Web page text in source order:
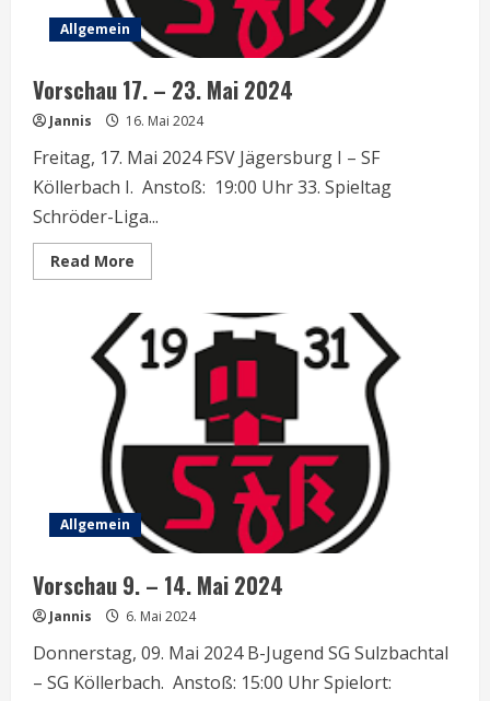
Allgemein
Vorschau 17. – 23. Mai 2024
Jannis 16. Mai 2024
Freitag, 17. Mai 2024 FSV Jägersburg I – SF
Köllerbach I. Anstoß: 19:00 Uhr 33. Spieltag
Schröder-Liga...
Read More
more
17.
–
Mai
Allgemein
Vorschau 9. – 14. Mai 2024
Jannis 6. Mai 2024
Donnerstag, 09. Mai 2024 B-Jugend SG Sulzbachtal
– SG Köllerbach. Anstoß: 15:00 Uhr Spielort: